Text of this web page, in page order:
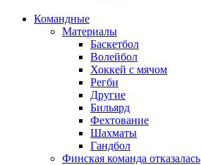
Командные
Материалы
Баскетбол
Волейбол
Хоккей с мячом
Регби
Другие
Бильярд
Фехтование
Шахматы
Гандбол
Финская команда отказалась